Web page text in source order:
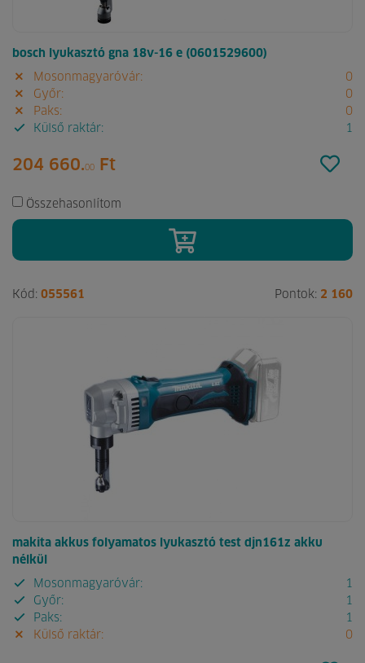
bosch lyukasztó gna 18v-16 e (0601529600)
Mosonmagyaróvár:
0
Győr:
0
Paks:
0
Külső raktár:
1
204 660.00 Ft
Összehasonlítom
Kód: 055561 Pontok: 2 160
makita akkus folyamatos lyukasztó test djn161z akku
nélkül
Mosonmagyaróvár:
1
Győr:
1
Paks:
1
Külső raktár:
0